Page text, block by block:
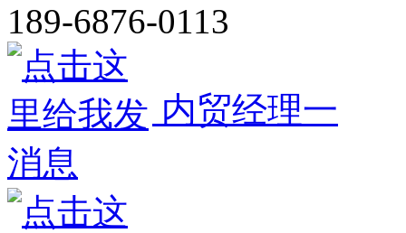
189-6876-0113
内贸经理一